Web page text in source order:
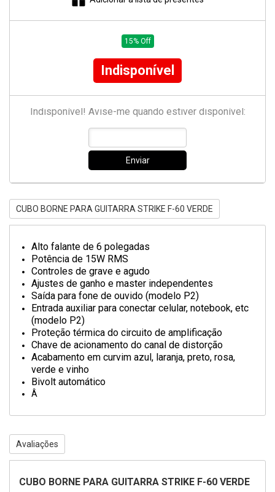
15% Off
Indisponível
Indisponível! Avise-me quando estiver disponível:
Enviar
CUBO BORNE PARA GUITARRA STRIKE F-60 VERDE
Alto falante de 6 polegadas
Potência de 15W RMS
Controles de grave e agudo
Ajustes de ganho e master independentes
Saída para fone de ouvido (modelo P2)
Entrada auxiliar para conectar celular, notebook, etc
(modelo P2)
Proteção térmica do circuito de amplificação
Chave de acionamento do canal de distorção
Acabamento em curvim azul, laranja, preto, rosa,
verde e vinho
Bivolt automático
Â
Avaliações
CUBO BORNE PARA GUITARRA STRIKE F-60 VERDE